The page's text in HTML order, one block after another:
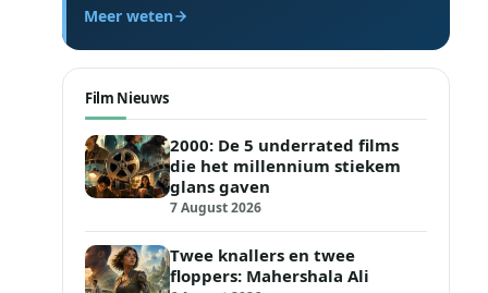
Meer weten
Film Nieuws
2000: De 5 underrated films
die het millennium stiekem
glans gaven
7 August 2026
Twee knallers en twee
floppers: Mahershala Ali